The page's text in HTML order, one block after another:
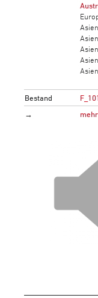
Asien
Asien
Asien
Asien
Asien
Bestand
→